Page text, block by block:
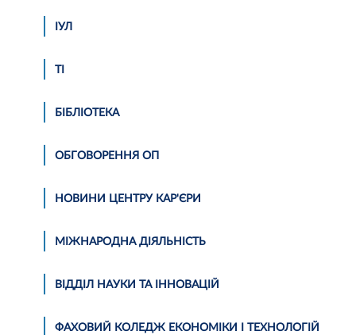
ІУЛ
ТІ
БІБЛІОТЕКА
ОБГОВОРЕННЯ ОП
НОВИНИ ЦЕНТРУ КАР'ЄРИ
МІЖНАРОДНА ДІЯЛЬНІСТЬ
ВІДДІЛ НАУКИ ТА ІННОВАЦІЙ
ФАХОВИЙ КОЛЕДЖ ЕКОНОМІКИ І ТЕХНОЛОГІЙ